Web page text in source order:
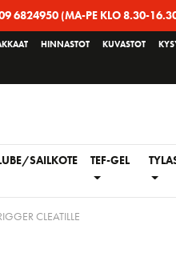
09 6824950 (MA-PE KLO 8.30-
HINNASTOT KUVASTOT
SAILKOTE TEF-GEL
CLEATILLE